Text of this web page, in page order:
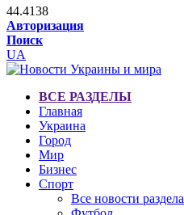
44.4138
Авторизация
Поиск
UA
ВСЕ РАЗДЕЛЫ
Главная
Украина
Город
Мир
Бизнес
Спорт
Все новости раздела